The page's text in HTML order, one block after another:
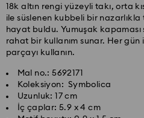
18k altın rengi yüzeyli takı, orta
ile süslenen kubbeli bir
hayat buldu. Yumuşak
rahat bir kullanım sunar. Her
parçayı kullanın.
Mal no.: 5692171
Koleksiyon: Symbolica
Uzunluk: 17 cm
İç çaplar: 5.9 x 4 cm
Pazartesiden cumaya saat
iş gününde işleme alınır ve
Swarovski kristali, nazik